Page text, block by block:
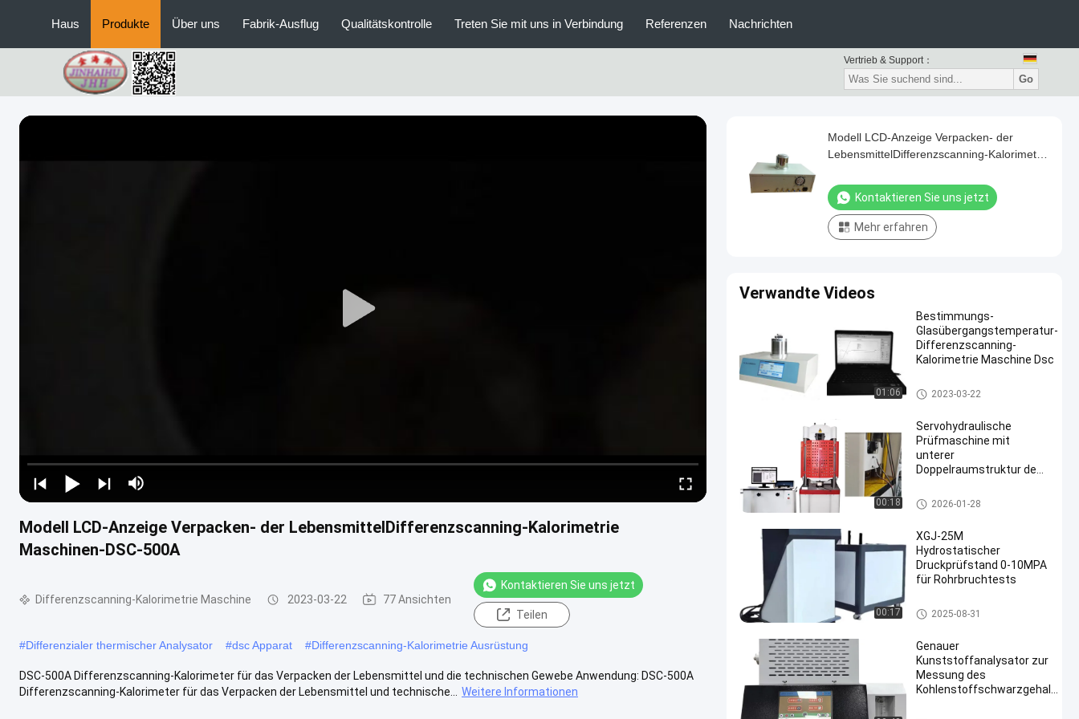
Haus Produkte Über uns Fabrik-Ausflug Qualitätskontrolle Treten Sie mit uns in Verbindung Referenzen Nachrichten
Vertrieb & Support：
Go
Modell LCD-Anzeige Verpacken- der LebensmittelDifferenzscanning-Kalorimetrie
Maschinen-DSC-500A
Differenzscanning-Kalorimetrie Maschine 2023-03-22 77 Ansichten
Kontaktieren Sie uns jetzt
Teilen
#Differenzialer thermischer Analysator #dsc Apparat #Differenzscanning-Kalorimetrie Ausrüstung
DSC-500A Differenzscanning-Kalorimeter für das Verpacken der Lebensmittel und die technischen Gewebe Anwendung: DSC-500A
Differenzscanning-Kalorimeter für das Verpacken der Lebensmittel und technische...
Weitere Informationen
Modell LCD-Anzeige Verpacken- der
LebensmittelDifferenzscanning-Kalorimetrie
Kontaktieren Sie uns jetzt
Mehr erfahren
Verwandte Videos
01:06
Bestimmungs-
Glasübergangstemperatur-
Differenzscanning-
Kalorimetrie Maschine Dsc
Differenzscanning-Kalorimetrie
Maschine
2023-03-22
00:18
Servohydraulische
Prüfmaschine mit
unterer
Doppelraumstruktur des
Druck- und
Biegeversuche
hydraulische ServoPrüfmaschi
ne
2026-01-28
00:17
XGJ-25M
Hydrostatischer
Druckprüfstand 0-10MPA
für Rohrbruchtests
Hydrostatische druckprüfende
Maschine
2025-08-31
Genauer
Kunststoffanalysator zur
Messung des
Kohlenstoffschwarzgehalts